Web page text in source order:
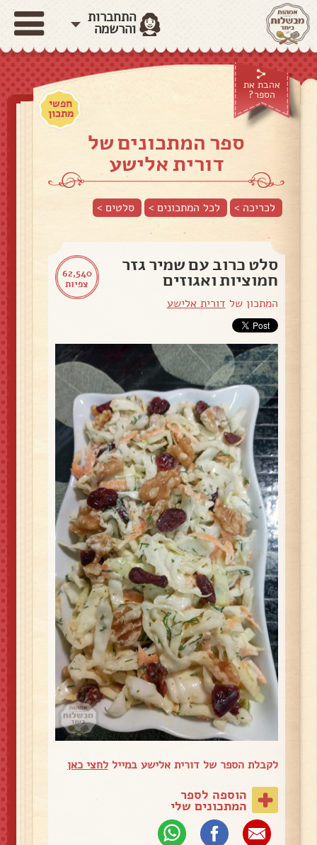
התחברות
והרשמה
אהבת את
הספר?
חפשי
מתכון
ספר המתכונים של
דורית אלישע
לכריכה > לכל המתכונים > סלטים>
62,540
צפיות
סלט כרוב עם שמיר גזר
חמוציות ואגוזים
המתכון של דורית אלישע
לקבלת הספר של דורית אלישע במייללחצי כאן
הוספה לספר
המתכונים שלי